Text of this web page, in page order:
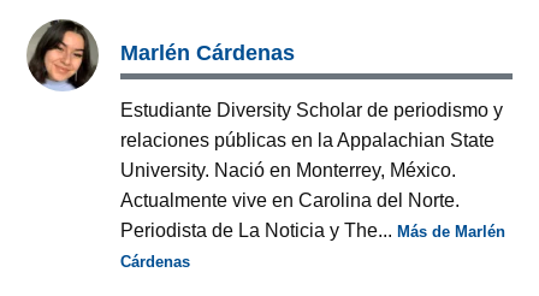
Marlén Cárdenas
Estudiante Diversity Scholar de periodismo y
relaciones públicas en la Appalachian State
University. Nació en Monterrey, México.
Actualmente vive en Carolina del Norte.
Periodista de La Noticia y The...Más de Marlén
Cárdenas